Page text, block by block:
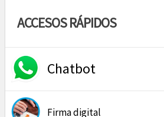
ACCESOS RÁPIDOS
Chatbot
Firma digital